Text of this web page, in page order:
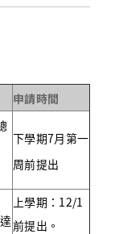
申請時間
下學期7月第一
周前提出
上學期：12/1
前提出。